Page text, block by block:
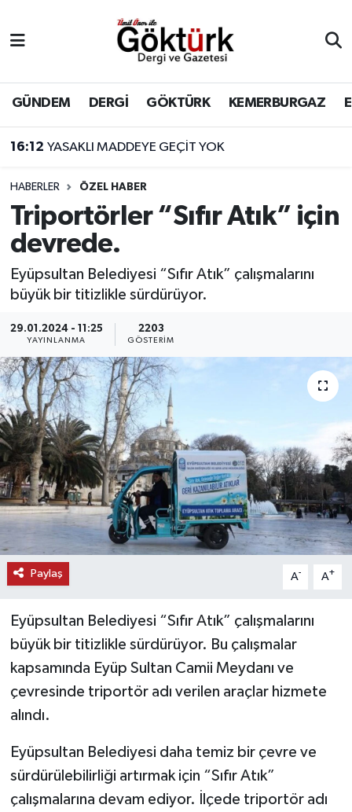
GÜNDEM DERGİ GÖKTÜRK KEMERBURGAZ
16:12 YASAKLI MADDEYE GEÇİT YOK
HABERLER ÖZEL HABER
Triportörler “Sıfır Atık” için
devrede.
Eyüpsultan Belediyesi “Sıfır Atık” çalışmalarını
büyük bir titizlikle sürdürüyor.
29.01.2024 - 11:25
YAYINLANMA
2203
GÖSTERIM
Paylaş A- A+
Eyüpsultan Belediyesi “Sıfır Atık” çalışmalarını
büyük bir titizlikle sürdürüyor. Bu çalışmalar
kapsamında Eyüp Sultan Camii Meydanı ve
çevresinde triportör adı verilen araçlar hizmete
alındı.
Eyüpsultan Belediyesi daha temiz bir çevre ve
sürdürülebilirliği artırmak için “Sıfır Atık”
çalışmalarına devam ediyor. İlçede triportör adı
BİLİM
DERGİ
DÜNYA
EĞİTİM
GÖKTÜRK
GÜNDEM
KEMERBURGAZ
KÜLTÜR - SANAT
MAGAZİN
ÖZEL HABER
SAĞLIK
SPOR
TEKNOLOJİ
TİCARET
YAŞAM
Eyüpsultan Hava Durumu
Eyüpsultan Trafik Yoğunluk Haritası
Süper Lig Puan Durumu ve Fikstür
Tüm Manşetler
Son Dakika Haberleri